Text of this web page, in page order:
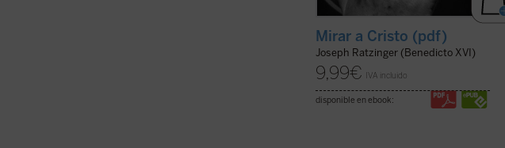
Mirar a Cristo (pdf)
Joseph Ratzinger (Benedicto XVI)
9,99€ IVA incluido
disponible en ebook: